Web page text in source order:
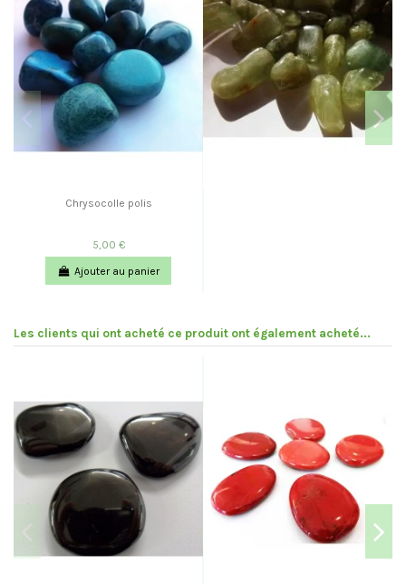
Chrysocolle polis
5,00 €
Ajouter au panier
Les clients qui ont acheté ce produit ont également acheté...